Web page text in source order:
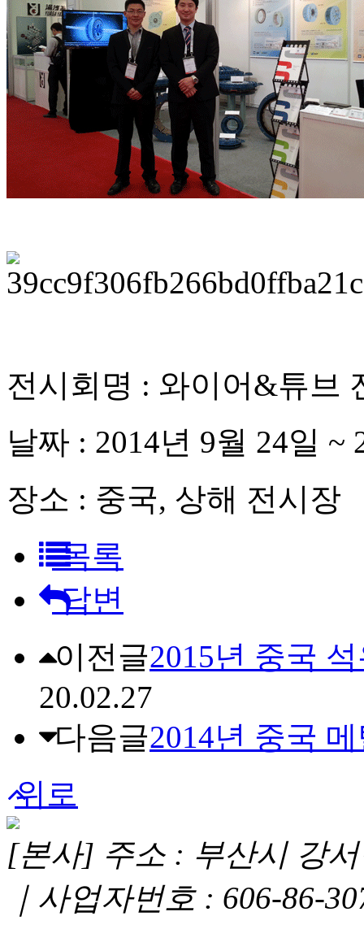
전시회명 : 와이어&튜브
날짜 : 2014년 9월 24일 ~
장소 : 중국, 상해 전시장
목록
답변
이전글2015년 중국
20.02.27
다음글2014년 중국
위로
[본사] 주소 : 부산시 강
｜사업자번호 : 606-86-